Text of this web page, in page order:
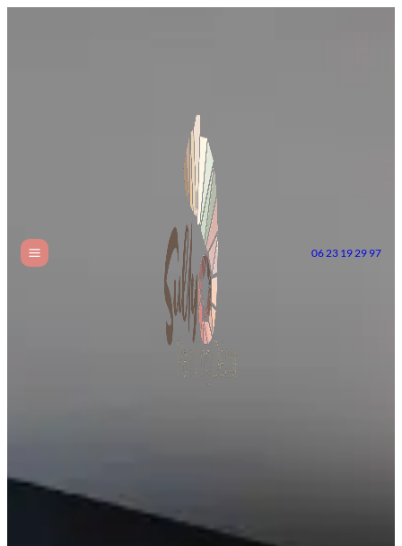
06 23 19 29 97